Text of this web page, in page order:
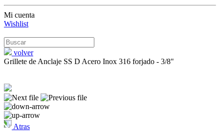
Mi cuenta
Wishlist
volver
Grillete de Anclaje SS D Acero Inox 316 forjado - 3/8"
Atras